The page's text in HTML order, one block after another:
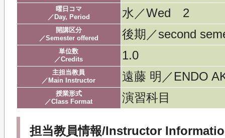
曜日コマ
／Day, Period
水／Wed 2
開講区分
／Semester offered
後期／second
単位数
／Credits
1.0
主担当教員
／Main Instructor
遠藤 明／ENDO
授業形式
／Class Format
演習科目
担当教員情報/Instructor